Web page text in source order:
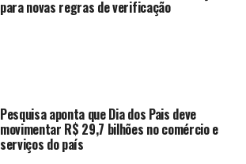
para novas regras de verificação
Pesquisa aponta que Dia dos Pais deve
movimentar R$ 29,7 bilhões no comércio e
serviços do país